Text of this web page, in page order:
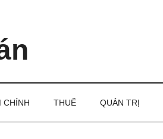
CHÍNH THUẾ QUẢN TRỊ